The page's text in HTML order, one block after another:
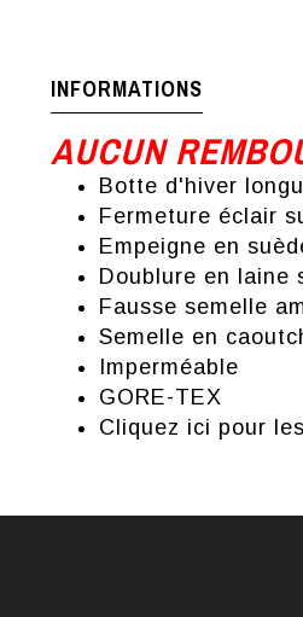
INFORMATIONS
AUCUN
Botte d'hiver
Fermeture éclair
Empeigne en
Doublure en laine
Fausse semelle
Semelle en
Imperméable
GORE-TEX
Cliquez ici pour